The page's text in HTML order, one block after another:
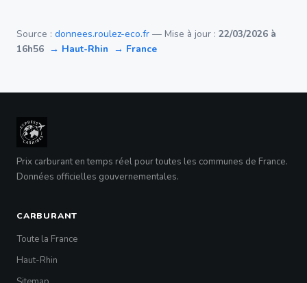
Source : donnees.roulez-eco.fr — Mise à jour : 22/03/2026 à
16h56 → Haut-Rhin → France
Prix carburant en temps réel pour toutes les communes de France.
Données officielles gouvernementales.
CARBURANT
Toute la France
Haut-Rhin